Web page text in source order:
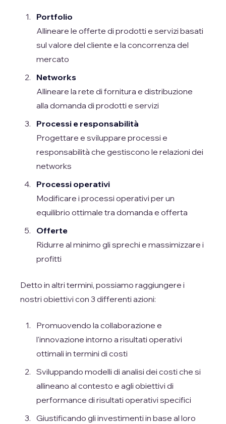
Portfolio
Allineare le offerte di prodotti e servizi basati
sul valore del cliente e la concorrenza del
mercato
Networks
Allineare la rete di fornitura e distribuzione
alla domanda di prodotti e servizi
Processi e responsabilità
Progettare e sviluppare processi e
responsabilità che gestiscono le relazioni dei
networks
Processi operativi
Modificare i processi operativi per un
equilibrio ottimale tra domanda e offerta
Offerte
Ridurre al minimo gli sprechi e massimizzare i
profitti
Detto in altri termini, possiamo raggiungere i
nostri obiettivi con 3 differenti azioni:
Promuovendo la collaborazione e
l'innovazione intorno a risultati operativi
ottimali in termini di costi
Sviluppando modelli di analisi dei costi che si
allineano al contesto e agli obiettivi di
performance di risultati operativi specifici
Giustificando gli investimenti in base al loro